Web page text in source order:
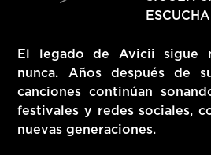
El legado de Avicii sigue
nunca. Años después de
canciones continúan
festivales y redes sociales,
nuevas generaciones.